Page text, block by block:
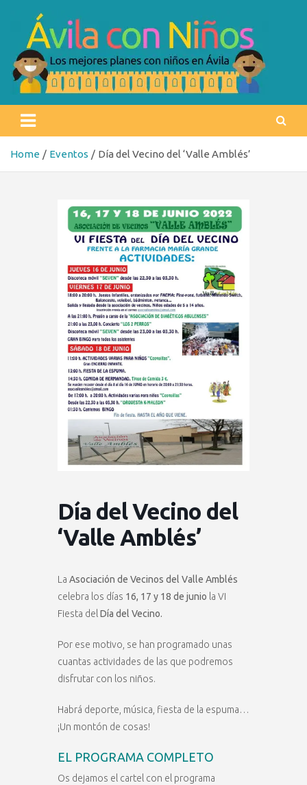
content
Ávila con niños
Home Eventos Día del Vecino del ‘Valle Amblés’
Día del Vecino del
‘Valle Amblés’
La Asociación de Vecinos del Valle Amblés
celebra los días 16, 17 y 18 de junio la VI
Fiesta del Día del Vecino.
Por ese motivo, se han programado unas
cuantas actividades de las que podremos
disfrutar con los niños.
Habrá deporte, música, fiesta de la espuma…
¡Un montón de cosas!
EL PROGRAMA COMPLETO
Os dejamos el cartel con el programa